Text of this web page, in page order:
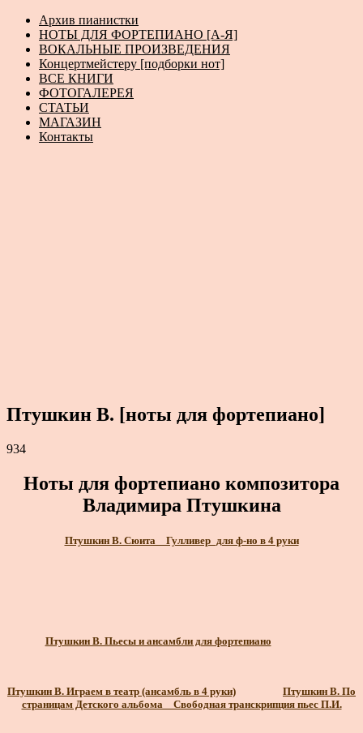
Архив пианистки
НОТЫ ДЛЯ ФОРТЕПИАНО [А-Я]
ВОКАЛЬНЫЕ ПРОИЗВЕДЕНИЯ
Концертмейстеру [подборки нот]
ВСЕ КНИГИ
ФОТОГАЛЕРЕЯ
СТАТЬИ
МАГАЗИН
Контакты
Птушкин В. [ноты для фортепиано]
934
Ноты для фортепиано композитора
Владимира Птушкина
Птушкин В. Сюита _ Гулливер_для ф-но в 4 руки
Птушкин В. Пьесы и ансамбли для фортепиано
Птушкин В. Играем в театр (ансамбль в 4 руки)
Птушкин В. По
страницам Детского альбома _ Свободная транскрипция пьес П.И.